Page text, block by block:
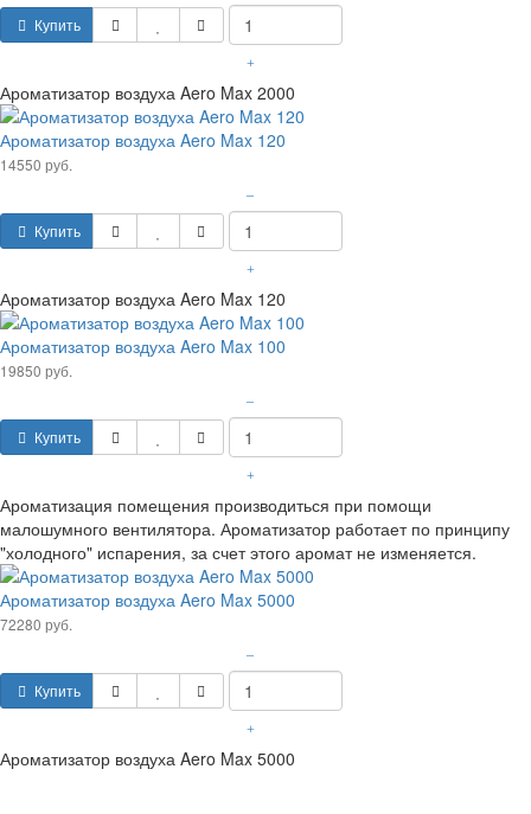
Купить
+
Ароматизатор воздуха Aero Max 2000
Ароматизатор воздуха Aero Max 120
14550 руб.
Купить
–
+
Ароматизатор воздуха Aero Max 120
Ароматизатор воздуха Aero Max 100
19850 руб.
Купить
–
+
Ароматизация помещения производиться при помощи
малошумного вентилятора. Ароматизатор работает по принципу
"холодного" испарения, за счет этого аромат не изменяется.
Ароматизатор воздуха Aero Max 5000
72280 руб.
Купить
–
+
Ароматизатор воздуха Aero Max 5000